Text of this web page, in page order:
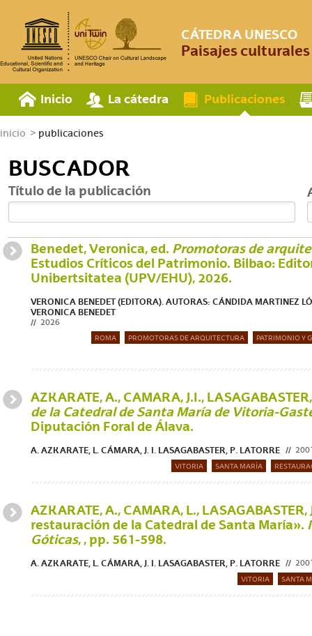
CÁTEDRA UNESCO
Paisajes
Inicio La cátedra Publicaciones
inicio publicaciones
BUSCADOR
Título de la publicación
Benedet, Veronica, ed. Promotoras de
Estudios Críticos del Patrimonio. Bilbao:
Unibertsitatea (UPV/EHU), 2026.
VERONICA BENEDET (EDITORA). AUTORAS: CÁNDIDA MARTINEZ
VERONICA BENEDET
2026
PATRIMONIO Y
PROMOTORAS DE ARQUITECTURA
ROMA
AZKARATE, A., CAMARA, J.I.,
de la Catedral de Santa María de Vitoria-
Diputación Foral de Álava.
A. AZKARATE, L. CÁMARA, J. I. LASAGABASTER, P. LATORRE
SANTA MARÍA
VITORIA
AZKARATE, A., CAMARA, L.,
restauración de la Catedral de Santa María».
Góticas, , pp. 561-598.
A. AZKARATE, L. CÁMARA, J. I. LASAGABASTER, P. LATORRE
SANTA
VITORIA